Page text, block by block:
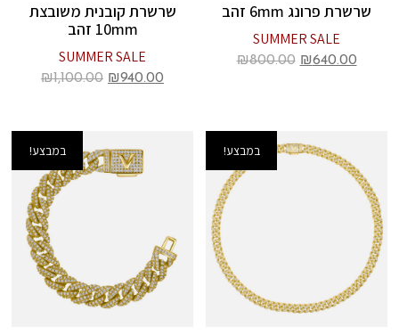
שרשרת פרונג 6mm זהב
SUMMER SALE
₪640.00
₪800.00
שרשרת קובנית משובצת
10mm זהב
SUMMER SALE
₪940.00
₪1,100.00
במבצע! במבצע!